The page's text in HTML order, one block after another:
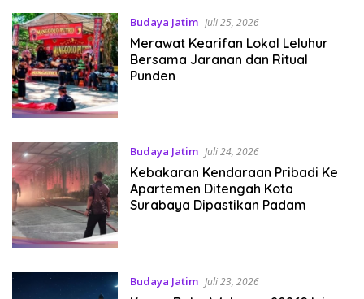
Budaya Jatim Juli 25, 2026
Merawat Kearifan Lokal Leluhur
Bersama Jaranan dan Ritual
Punden
Budaya Jatim Juli 24, 2026
Kebakaran Kendaraan Pribadi Ke
Apartemen Ditengah Kota
Surabaya Dipastikan Padam
Budaya Jatim Juli 23, 2026